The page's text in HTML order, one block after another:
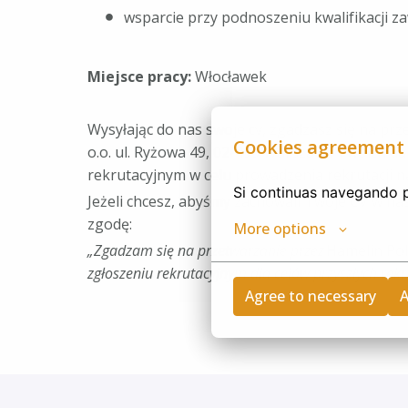
Cookies agreement
Si continuas
More options
Agree to necessary
wsparcie przy podnoszeniu kwalifikacji
Miejsce pracy:Włocławek
Wysyłając do nas swoje cv, zgadzasz się na
o.o. ul. Ryżowa 49, 02-495 Warszawa Twoich
rekrutacyjnym w celu prowadzenia rekrutacji
Jeżeli chcesz, abyśmy zachowali Twoje CV w
zgodę:
„Zgadzam się na przetwarzanie przez
zgłoszeniu rekrutacyjnym dla celów przyszłych